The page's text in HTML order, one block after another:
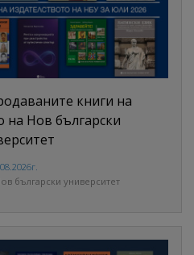
книги на
на Нов български
български университет